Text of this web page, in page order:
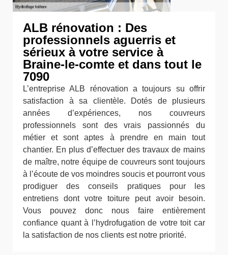
ALB rénovation : Des
professionnels aguerris et
sérieux à votre service à
Braine-le-comte et dans tout le
7090
L’entreprise ALB rénovation a toujours su offrir
satisfaction à sa clientèle. Dotés de plusieurs
années d’expériences, nos couvreurs
professionnels sont des vrais passionnés du
métier et sont aptes à prendre en main tout
chantier. En plus d’effectuer des travaux de mains
de maître, notre équipe de couvreurs sont toujours
à l’écoute de vos moindres soucis et pourront vous
prodiguer des conseils pratiques pour les
entretiens dont votre toiture peut avoir besoin.
Vous pouvez donc nous faire entièrement
confiance quant à l’hydrofugation de votre toit car
la satisfaction de nos clients est notre priorité.